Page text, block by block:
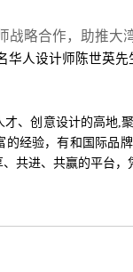
华人设计师陈世英先
、创意设计的高地,
经验，有和国际品
共进、共赢的平台